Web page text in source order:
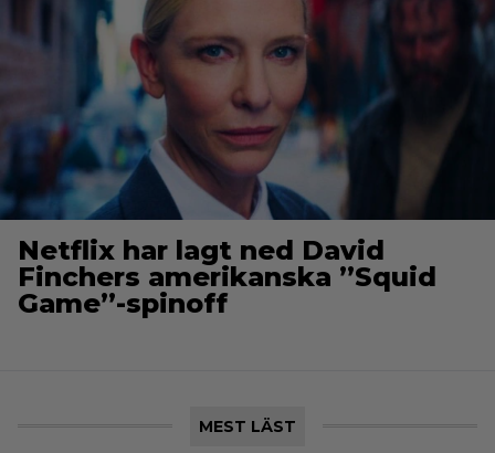
Netflix har lagt ned David
Finchers amerikanska ”Squid
Game”-spinoff
MEST LÄST